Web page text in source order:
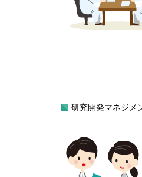
研究開発マネジメ